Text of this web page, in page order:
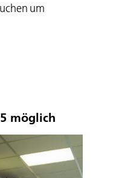
um
möglich